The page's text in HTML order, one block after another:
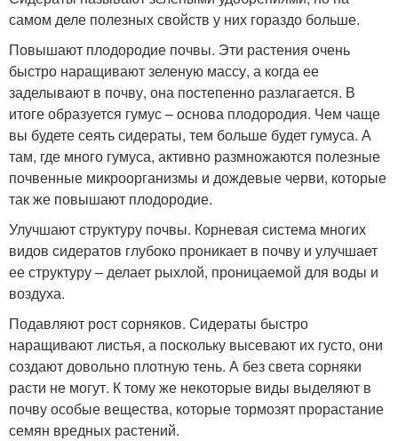
самом деле полезных свойств у них гораздо больше.
Повышают плодородие почвы. Эти растения очень
быстро наращивают зеленую массу, а когда ее
заделывают в почву, она постепенно разлагается. В
итоге образуется гумус – основа плодородия. Чем чаще
вы будете сеять сидераты, тем больше будет гумуса. А
там, где много гумуса, активно размножаются полезные
почвенные микроорганизмы и дождевые черви, которые
так же повышают плодородие.
Улучшают структуру почвы. Корневая система многих
видов сидератов глубоко проникает в почву и улучшает
ее структуру – делает рыхлой, проницаемой для воды и
воздуха.
Подавляют рост сорняков. Сидераты быстро
наращивают листья, а поскольку высевают их густо, они
создают довольно плотную тень. А без света сорняки
расти не могут. К тому же некоторые виды выделяют в
почву особые вещества, которые тормозят прорастание
семян вредных растений.